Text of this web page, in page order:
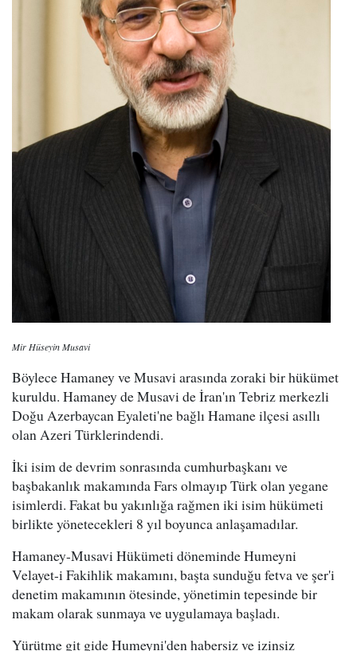
Mir Hüseyin Musavi
Böylece Hamaney ve Musavi arasında zoraki bir hükümet
kuruldu. Hamaney de Musavi de İran'ın Tebriz merkezli
Doğu Azerbaycan Eyaleti'ne bağlı Hamane ilçesi asıllı
olan Azeri Türklerindendi.
İki isim de devrim sonrasında cumhurbaşkanı ve
başbakanlık makamında Fars olmayıp Türk olan yegane
isimlerdi. Fakat bu yakınlığa rağmen iki isim hükümeti
birlikte yönetecekleri 8 yıl boyunca anlaşamadılar.
Hamaney-Musavi Hükümeti döneminde Humeyni
Velayet-i Fakihlik makamını, başta sunduğu fetva ve şer'i
denetim makamının ötesinde, yönetimin tepesinde bir
makam olarak sunmaya ve uygulamaya başladı.
Yürütme git gide Humeyni'den habersiz ve izinsiz